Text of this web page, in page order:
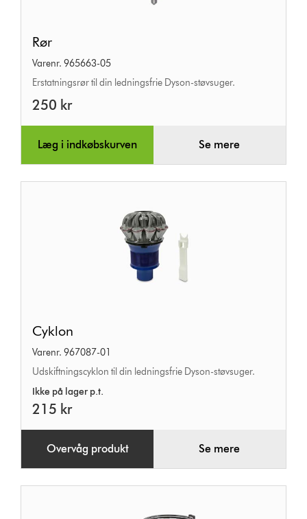
Rør
Varenr. 965663-05
Erstatningsrør til din ledningsfrie Dyson-støvsuger.
250 kr
Læg i indkøbskurven Se mere
Cyklon
Varenr. 967087-01
Udskiftningscyklon til din ledningsfrie Dyson-støvsuger.
Ikke på lager p.t.
215 kr
Overvåg produkt Se mere